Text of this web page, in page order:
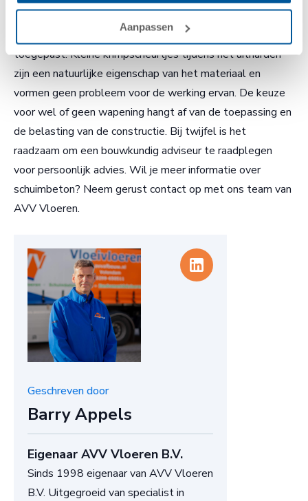
Aanpassen
Conclusie
Schuimbeton wordt normaal gesproken zonder wapening
toegepast. Kleine krimpscheurtjes tijdens het uitharden
zijn een natuurlijke eigenschap van het materiaal en
vormen geen probleem voor de werking ervan. De keuze
voor wel of geen wapening hangt af van de toepassing en
de belasting van de constructie. Bij twijfel is het
raadzaam om een bouwkundig adviseur te raadplegen
voor persoonlijk advies. Wil je meer informatie over
schuimbeton? Neem gerust contact op met ons team van
AVV Vloeren.
Geschreven door
Barry Appels
Eigenaar AVV Vloeren B.V.
Sinds 1998 eigenaar van AVV Vloeren
B.V. Uitgegroeid van specialist in